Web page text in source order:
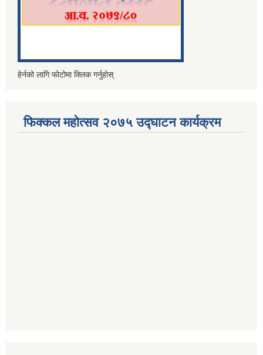
हेर्नको लागि फोटोमा क्लिक गर्नुहोस्
फिक्कल महोत्सव २०७५ उद्घाटन कार्यक्रम